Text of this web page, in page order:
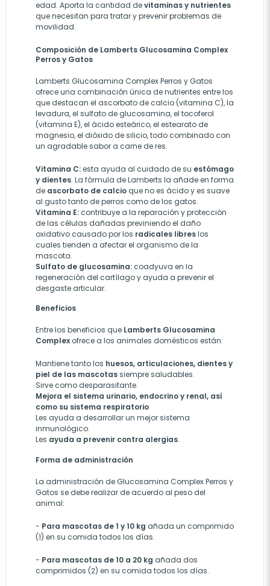
edad. Aporta la cantidad devitaminas y nutrientes
que necesitan para tratar y prevenir problemas de
movilidad.
Composición de Lamberts Glucosamina Complex
Perros y Gatos
Lamberts Glucosamina Complex Perros y Gatos
ofrece una combinación única de nutrientes entre los
que destacan el ascorbato de calcio (vitamina C), la
levadura, el sulfato de glucosamina, el tocoferol
(vitamina E), el ácido esteárico, el estearato de
magnesio, el dióxido de silicio, todo combinado con
un agradable sabor a carne de res.
Vitamina C:esta ayuda al cuidado de su estómago
y dientes. La fórmula de Lamberts la añade en forma
de ascorbato de calcio que no es ácido y es suave
al gusto tanto de perros como de los gatos.
Vitamina E: contribuye a la reparación y protección
de las células dañadas previniendo el daño
oxidativo causado por los radicales libreslos
cuales tienden a afectar el organismo de la
mascota.
Sulfato de glucosamina: coadyuva en la
regeneración del cartílago y ayuda a prevenir el
desgaste articular.
Beneficios
Entre los beneficios que Lamberts Glucosamina
Complexofrece a los animales domésticos están:
Mantiene tanto los huesos, articulaciones, dientes y
piel de las mascotassiempre saludables.
Sirve como desparasitante.
Mejora el sistema urinario, endocrino y renal, así
como su sistema respiratorio.
Les ayuda a desarrollar un mejor sistema
inmunológico.
Les ayuda a prevenir contra alergias.
Forma de administración
La administración de Glucosamina Complex Perros y
Gatos se debe realizar de acuerdo al peso del
animal:
- Para mascotas de 1 y 10 kg añada un comprimido
(1) en su comida todos los días.
- Para mascotas de 10 a 20 kg añada dos
comprimidos (2) en su comida todos los días.